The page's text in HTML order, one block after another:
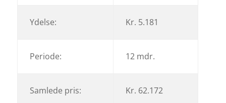
Ydelse: Kr. 5.181
Periode: 12 mdr.
Samlede pris: Kr. 62.172